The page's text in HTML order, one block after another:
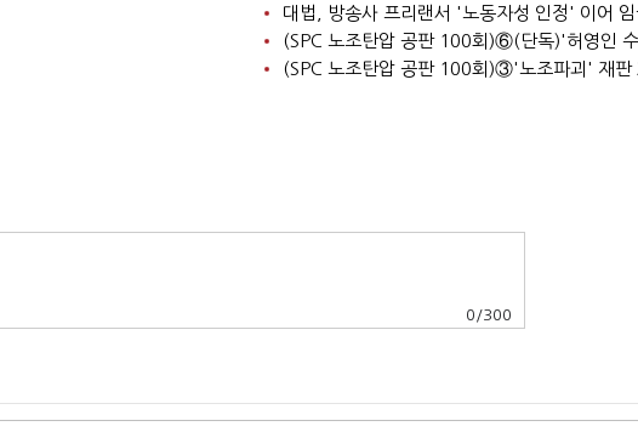
대법, 방송사 프리랜서 '노동자성 인정' 이어
0 /300